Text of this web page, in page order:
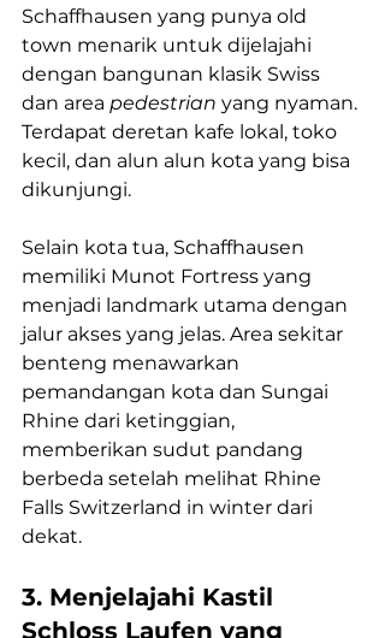
Schaffhausen yang punya old
town menarik untuk dijelajahi
dengan bangunan klasik Swiss
dan area pedestrian yang nyaman.
Terdapat deretan kafe lokal, toko
kecil, dan alun alun kota yang bisa
dikunjungi.
Selain kota tua, Schaffhausen
memiliki Munot Fortress yang
menjadi landmark utama dengan
jalur akses yang jelas. Area sekitar
benteng menawarkan
pemandangan kota dan Sungai
Rhine dari ketinggian,
memberikan sudut pandang
berbeda setelah melihat Rhine
Falls Switzerland in winter dari
dekat.
3. Menjelajahi Kastil
Schloss Laufen yang